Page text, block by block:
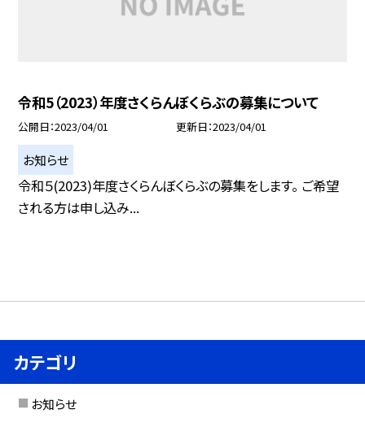
令和5（2023）年度さくらんぼくらぶの募集について
公開日 2023/04/01 更新日 2023/04/01
お知らせ
令和５(2023)年度さくらんぼくらぶの募集をします。 ご希望
される方は申し込み...
カテゴリ
お知らせ